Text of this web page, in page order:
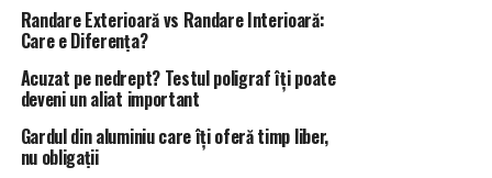
Randare Exterioară vs Randare Interioară:
Care e Diferența?
Acuzat pe nedrept? Testul poligraf îţi poate
deveni un aliat important
Gardul din aluminiu care îți oferă timp liber,
nu obligații